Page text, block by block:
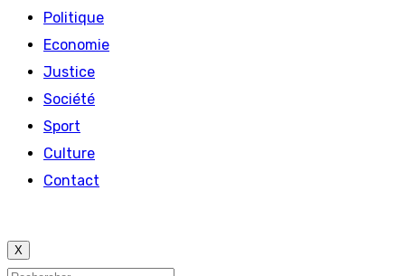
Politique
Economie
Justice
Société
Sport
Culture
Contact
X